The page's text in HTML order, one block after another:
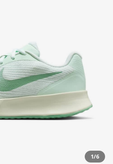
1/6